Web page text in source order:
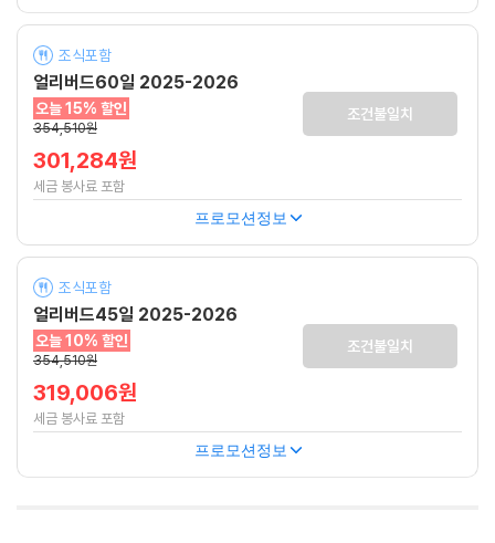
얼리버드60일 2025-2026
조식포함
오늘 15% 할인
354,510원
301,284원
세금 봉사료 포함
조건불일치
프로모션정보
얼리버드45일 2025-2026
조식포함
오늘 10% 할인
354,510원
319,006원
세금 봉사료 포함
조건불일치
프로모션정보